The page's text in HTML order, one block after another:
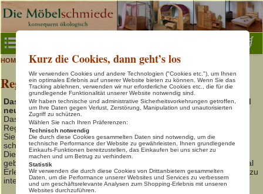
Baby- & Kinderzimmer
Baby- & Kinderbetten
Gäste- & Jugendbetten
Kinder- & Jugendschreibtische
Natur-Spielmöbel
Regale- & Würfelsysteme
Home Office
Schöner Wohnen
HOME Regale- & Würfelsysteme> Lupo Regale
Regalsystem »LUPO« aus geölter Bio-Erle
Das Büro, Kinder- oder Wohnzimmer auf den Kopf stellen und
neu kombinieren.
Das alles ist möglich mit diesem unkomplizierten und flexiblen
Regalsystem aus massivem Erlenholz.
Sie planen Ihr Zimmer individuell und abwechslungsreich und
schaffen sich so Ihre behagliche Wohnatmosphäre.
Die Regalböden der einzelnen LUPO Regal Erle sind durch die
gebohrten Lochreihen variabel verstellbar, so dass die LUPO Regal
Erle Boxen als auch die Schubladen und Türelemente problemlos zu
integrieren sind.
Kurz die Cookies, dann geht’s los
Wir verwenden Cookies und andere Technologien ("Cookies etc."), um Ihnen
ein optimales Erlebnis auf unserer Website bieten zu können. Wenn Sie das
Tracking ablehnen, verwenden wir nur erforderliche Cookies etc., die für die
grundlegende Funktionalität unserer Website notwendig sind.
Wir haben technische und administrative Sicherheitsvorkehrungen getroffen,
um Ihre Daten gegen Verlust, Zerstörung, Manipulation und unautorisierten
Zugriff zu schützen.
Wählen Sie nach Ihren Präferenzen:
Technisch notwendig
Die durch diese Cookies gesammelten Daten sind notwendig, um die
technische Performance der Website zu gewährleisten, Ihnen grundlegende
Einkaufs-Funktionen bereitzustellen, das Einkaufen bei uns sicher zu
machen und um Betrug zu verhindern.
Statistik
Wir verwenden die durch diese Cookies von Drittanbietern gesammelten
Daten, um die Performance unserer Websites und Services zu verbessern
und um geschäftsrelevante Analysen zum Shopping-Erlebnis mit unseren
Websites durchzuführen.